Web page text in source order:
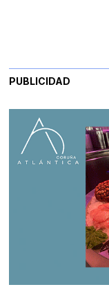
PUBLICIDAD